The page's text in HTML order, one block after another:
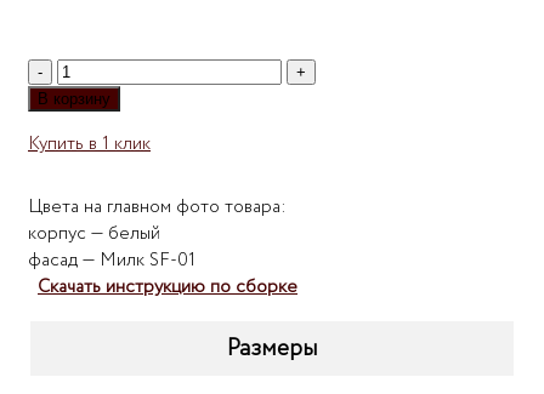
Количество
товара
Мебелеф-15
В корзину
Купить в 1 клик
Цвета на главном фото товара:
корпус — белый
фасад — Милк SF-01
Скачать инструкцию по сборке
Размеры